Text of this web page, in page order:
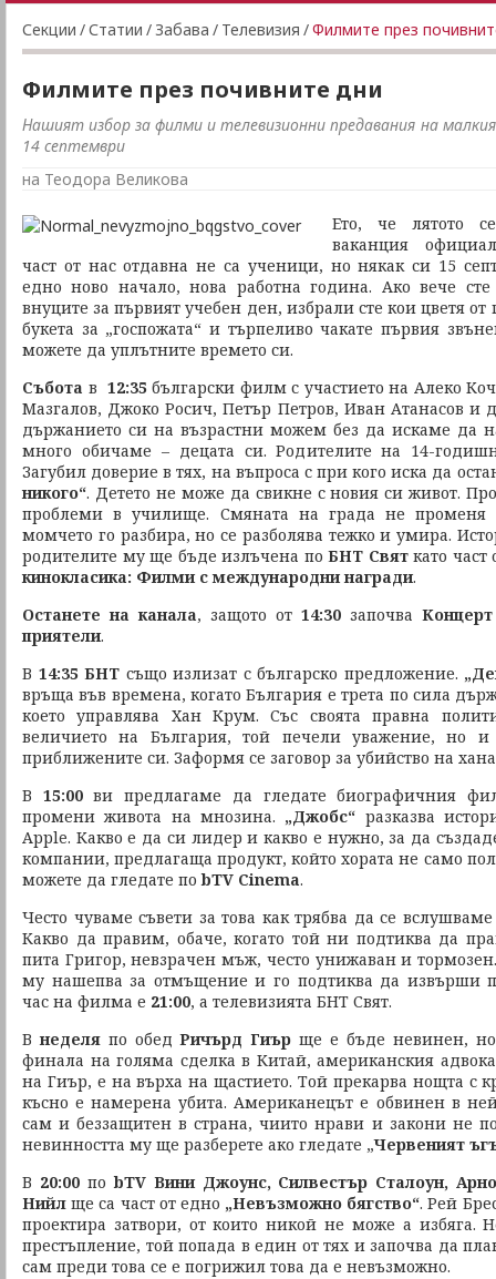
Секции /Статии / Забава / Телевизия /Филмите през
Филмите през почивните дни
Нашият избор за филми и телевизионни предавания на
14 септември
на Теодора Великова
Ето, че лятото
ваканция
част от нас отдавна не са ученици, но някак си 15
едно ново начало, нова работна година. Ако вече
внуците за първият учебен ден, избрали сте кои цветя
букета за „госпожата“ и търпеливо чакате първия
можете да уплътните времето си.
Събота в 12:35български филм с участието на Алеко
Мазгалов, Джоко Росич, Петър Петров, Иван Атанасов и
държанието си на възрастни можем без да искаме да
много обичаме – децата си. Родителите на 14-
Загубил доверие в тях, на въпроса с при кого иска да
никого“. Детето не може да свикне с новия си живот.
проблеми в училище. Смяната на града не
момчето го разбира, но се разболява тежко и умира.
родителите му ще бъде излъчена по БНТ Святкато част
кинокласика: Филми с международни награди.
Останете на канала, защото от 14:30 започва
приятели.
В 14:35 БНТ също излизат с българско предложение.
връща във времена, когато България е трета по сила
което управлява Хан Крум. Със своята правна
величието на България, той печели уважение, но и
приближените си. Заформя се заговор за убийство на
В 15:00ви предлагаме да гледате биографичния
промени живота на мнозина. „Джобс“ разказва
Apple. Какво е да си лидер и какво е нужно, за да
компании, предлагаща продукт, който хората не само
можете да гледате поbTV Cinema.
Често чуваме съвети за това как трябва да се
Какво да правим, обаче, когато той ни подтиква да
пита Григор, невзрачен мъж, често унижаван и
му нашепва за отмъщение и го подтиква да извърши
час на филма е 21:00, а телевизията БНТ Свят.
Внеделяпо обедРичърд Гиър ще е бъде невинен,
финала на голяма сделка в Китай, американския
на Гиър, е на върха на щастието. Той прекарва нощта с
късно е намерена убита. Американецът е обвинен в
сам и беззащитен в страна, чиито нрави и закони не
невинността му ще разберете ако гледате „Червеният
В 20:00поbTV Вини Джоунс, Силвестър Сталоун,
Нийл ще са част от едно „Невъзможно бягство“. Рей
проектира затвори, от които никой не може а избяга.
престъпление, той попада в един от тях и започва да
сам преди това се е погрижил това да е невъзможно.